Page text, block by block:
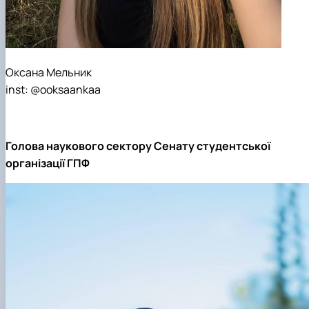
Оксана Мельник
inst: @ooksaankaa
Голова наукового сектору Сенату студентської
організації ГПФ